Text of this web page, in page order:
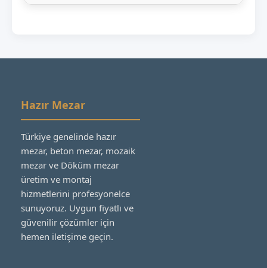
Hazır Mezar
Türkiye genelinde hazır
mezar, beton mezar, mozaik
mezar ve Döküm mezar
üretim ve montaj
hizmetlerini profesyonelce
sunuyoruz. Uygun fiyatlı ve
güvenilir çözümler için
hemen iletişime geçin.